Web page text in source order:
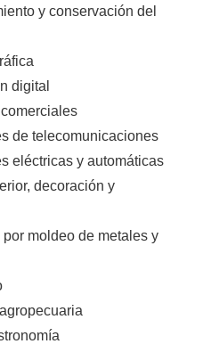
y conservación del
digital
de telecomunicaciones
eléctricas y automáticas
decoración y
moldeo de metales y